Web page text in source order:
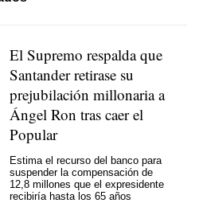
El Supremo respalda que
Santander retirase su
prejubilación millonaria a
Ángel Ron tras caer el
Popular
Estima el recurso del banco para
suspender la compensación de
12,8 millones que el expresidente
recibiría hasta los 65 años